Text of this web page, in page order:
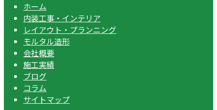
ホーム
内装工事・インテリア
レイアウト・プランニング
モルタル造形
会社概要
施工実績
ブログ
コラム
サイトマップ